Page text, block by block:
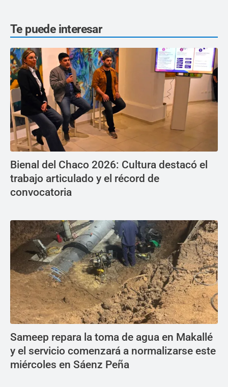
Te puede interesar
Bienal del Chaco 2026: Cultura destacó el
trabajo articulado y el récord de
convocatoria
Sameep repara la toma de agua en Makallé
y el servicio comenzará a normalizarse este
miércoles en Sáenz Peña